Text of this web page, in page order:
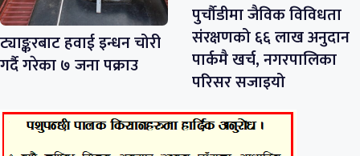
ट्याङ्करबाट हवाई इन्धन चोरी
गर्दै गरेका ७ जना पक्राउ
पुर्चौडीमा जैविक विविधता
संरक्षणको ६६ लाख अनुदान
पार्कमै खर्च, नगरपालिका
परिसर सजाइयो